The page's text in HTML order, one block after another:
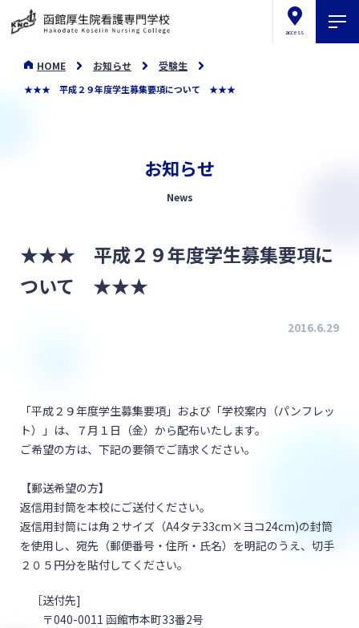
access
HOME お知らせ 受験生
★★★ 平成２９年度学生募集要項について ★★★
お知らせ
News
★★★ 平成２９年度学生募集要項に
ついて ★★★
2016.6.29
「平成２９年度学生募集要項」および「学校案内（パンフレッ
ト）」は、７月１日（金）から配布いたします。
ご希望の方は、下記の要領でご請求ください。
【郵送希望の方】
返信用封筒を本校にご送付ください。
返信用封筒には角２サイズ（A4タテ33cm×ヨコ24cm)の封筒
を使用し、宛先（郵便番号・住所・氏名）を明記のうえ、切手
２０５円分を貼付してください。
［送付先]
〒040-0011 函館市本町33番2号